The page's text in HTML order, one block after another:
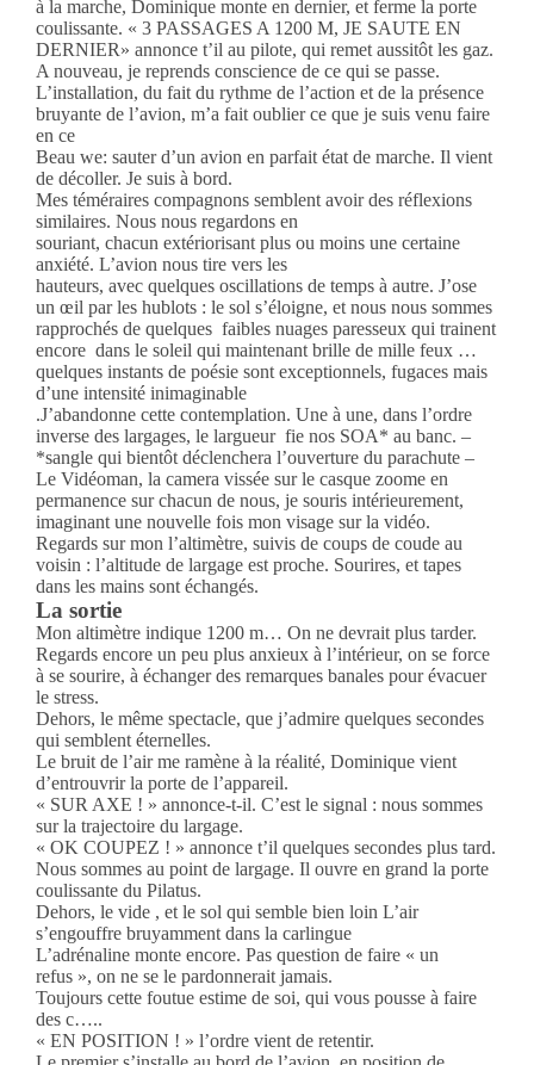
à la marche, Dominique monte en dernier, et ferme la porte
coulissante. « 3 PASSAGES A 1200 M, JE SAUTE EN
DERNIER» annonce t’il au pilote, qui remet aussitôt les gaz.
A nouveau, je reprends conscience de ce qui se passe.
L’installation, du fait du rythme de l’action et de la présence
bruyante de l’avion, m’a fait oublier ce que je suis venu faire
en ce
Beau we: sauter d’un avion en parfait état de marche. Il vient
de décoller. Je suis à bord.
Mes téméraires compagnons semblent avoir des réflexions
similaires. Nous nous regardons en
souriant, chacun extériorisant plus ou moins une certaine
anxiété. L’avion nous tire vers les
hauteurs, avec quelques oscillations de temps à autre. J’ose
un œil par les hublots : le sol s’éloigne, et nous nous sommes
rapprochés de quelques faibles nuages paresseux qui trainent
encore dans le soleil qui maintenant brille de mille feux …
quelques instants de poésie sont exceptionnels, fugaces mais
d’une intensité inimaginable
.J’abandonne cette contemplation. Une à une, dans l’ordre
inverse des largages, le largueur fie nos SOA* au banc. –
*sangle qui bientôt déclenchera l’ouverture du parachute –
Le Vidéoman, la camera vissée sur le casque zoome en
permanence sur chacun de nous, je souris intérieurement,
imaginant une nouvelle fois mon visage sur la vidéo.
Regards sur mon l’altimètre, suivis de coups de coude au
voisin : l’altitude de largage est proche. Sourires, et tapes
dans les mains sont échangés.
La sortie
Mon altimètre indique 1200 m… On ne devrait plus tarder.
Regards encore un peu plus anxieux à l’intérieur, on se force
à se sourire, à échanger des remarques banales pour évacuer
le stress.
Dehors, le même spectacle, que j’admire quelques secondes
qui semblent éternelles.
Le bruit de l’air me ramène à la réalité, Dominique vient
d’entrouvrir la porte de l’appareil.
« SUR AXE ! » annonce-t-il. C’est le signal : nous sommes
sur la trajectoire du largage.
« OK COUPEZ ! » annonce t’il quelques secondes plus tard.
Nous sommes au point de largage. Il ouvre en grand la porte
coulissante du Pilatus.
Dehors, le vide , et le sol qui semble bien loin L’air
s’engouffre bruyamment dans la carlingue
L’adrénaline monte encore. Pas question de faire « un
refus », on ne se le pardonnerait jamais.
Toujours cette foutue estime de soi, qui vous pousse à faire
des c…..
« EN POSITION ! » l’ordre vient de retentir.